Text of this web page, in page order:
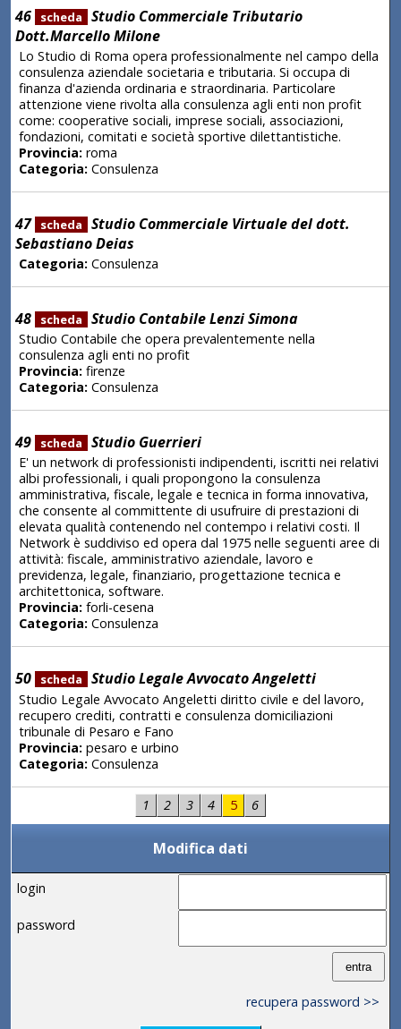
46 scheda
Studio Commerciale Tributario
Dott.Marcello Milone
Lo Studio di Roma opera professionalmente nel campo della
consulenza aziendale societaria e tributaria. Si occupa di
finanza d'azienda ordinaria e straordinaria. Particolare
attenzione viene rivolta alla consulenza agli enti non profit
come: cooperative sociali, imprese sociali, associazioni,
fondazioni, comitati e società sportive dilettantistiche.
Provincia:roma
Categoria:Consulenza
47 scheda
Studio Commerciale Virtuale del dott.
Sebastiano Deias
Categoria:Consulenza
48 scheda Studio Contabile Lenzi Simona
Studio Contabile che opera prevalentemente nella
consulenza agli enti no profit
Provincia:firenze
Categoria:Consulenza
49 scheda Studio Guerrieri
E' un network di professionisti indipendenti, iscritti nei relativi
albi professionali, i quali propongono la consulenza
amministrativa, fiscale, legale e tecnica in forma innovativa,
che consente al committente di usufruire di prestazioni di
elevata qualità contenendo nel contempo i relativi costi. Il
Network è suddiviso ed opera dal 1975 nelle seguenti aree di
attività: fiscale, amministrativo aziendale, lavoro e
previdenza, legale, finanziario, progettazione tecnica e
architettonica, software.
Provincia:forli-cesena
Categoria:Consulenza
50 scheda Studio Legale Avvocato Angeletti
Studio Legale Avvocato Angeletti diritto civile e del lavoro,
recupero crediti, contratti e consulenza domiciliazioni
tribunale di Pesaro e Fano
Provincia:pesaro e urbino
Categoria:Consulenza
1 2 3 4 5 6
Modifica dati
login
password
recupera password >>